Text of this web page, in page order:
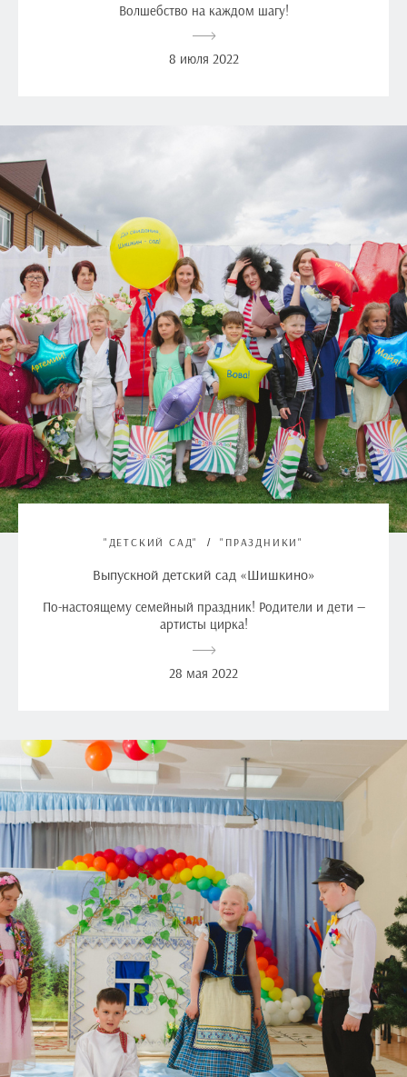
Волшебство на каждом шагу!
8 июля 2022
"ДЕТСКИЙ САД" "ПРАЗДНИКИ"
Выпускной детский сад «Шишкино»
По-настоящему семейный праздник! Родители и дети —
артисты цирка!
28 мая 2022